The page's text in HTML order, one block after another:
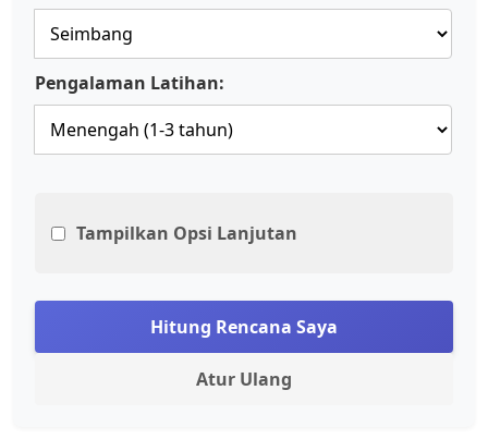
Pengalaman Latihan:
Tampilkan Opsi Lanjutan
Hitung Rencana Saya
Atur Ulang